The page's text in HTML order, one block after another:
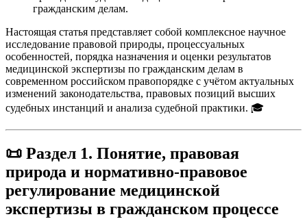
гражданским делам.
Настоящая статья представляет собой комплексное научное
исследование правовой природы, процессуальных
особенностей, порядка назначения и оценки результатов
медицинской экспертизы по гражданским делам в
современном российском правопорядке с учётом актуальных
изменений законодательства, правовых позиций высших
судебных инстанций и анализа судебной практики. 🎓
📜 Раздел 1. Понятие, правовая
природа и нормативно-правовое
регулирование медицинской
экспертизы в гражданском процессе